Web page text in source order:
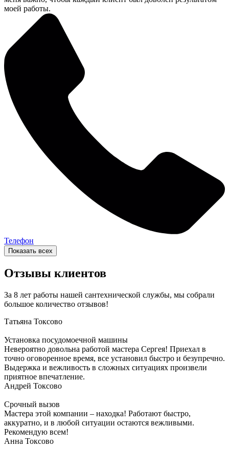
моей работы.
Телефон
Показать всех
Отзывы клиентов
За 8 лет работы нашей сантехнической службы, мы собрали
большое количество отзывов!
Татьяна Токсово
Установка посудомоечной машины
Невероятно довольна работой мастера Сергея! Приехал в
точно оговоренное время, все установил быстро и безупречно.
Выдержка и вежливость в сложных ситуациях произвели
приятное впечатление.
Андрей Токсово
Срочный вызов
Мастера этой компании – находка! Работают быстро,
аккуратно, и в любой ситуации остаются вежливыми.
Рекомендую всем!
Анна Токсово